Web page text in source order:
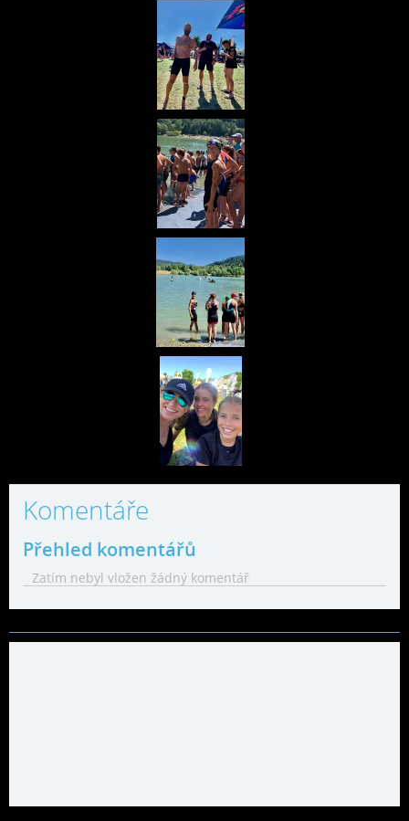
Komentáře
Přehled komentářů
Zatím nebyl vložen žádný komentář